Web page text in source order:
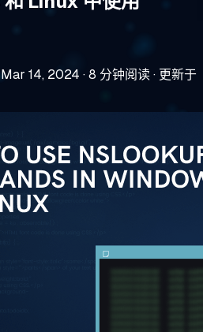
Mar 14, 2024 ·8 分钟阅读· 更新于